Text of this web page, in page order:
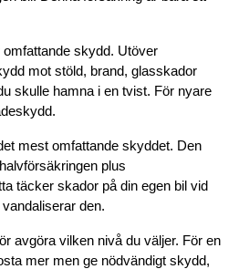
skydd. Utöver
mot stöld, brand, glasskador
skulle hamna i en tvist. För nyare
mest omfattande skyddet. Den
plus
täcker skador på din egen bil vid
den.
avgöra vilken nivå du väljer. För en
mer men ge nödvändigt skydd,